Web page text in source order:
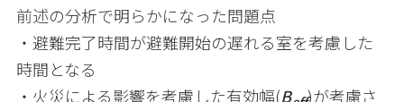
前述の分析で明らかになった問題点
・避難完了時間が避難開始の遅れる室を考慮した
時間となる
・火災による影響を考慮した有効幅(B )が考慮さ